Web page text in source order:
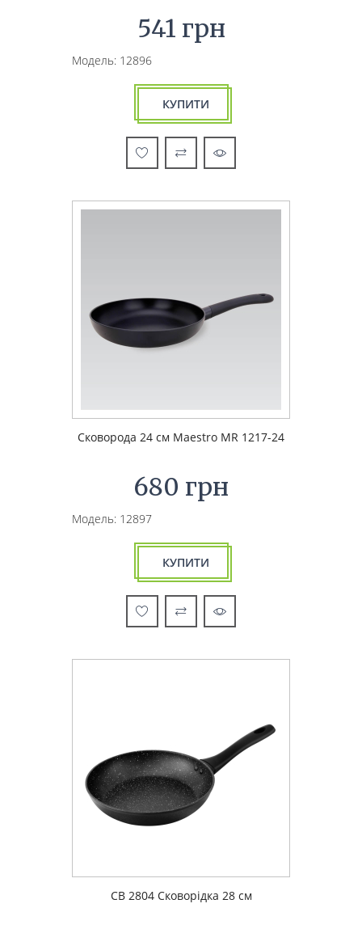
541 грн
Модель: 12896
КУПИТИ
Сковорода 24 см Maestro MR 1217-24
680 грн
Модель: 12897
КУПИТИ
CB 2804 Сковорідка 28 см